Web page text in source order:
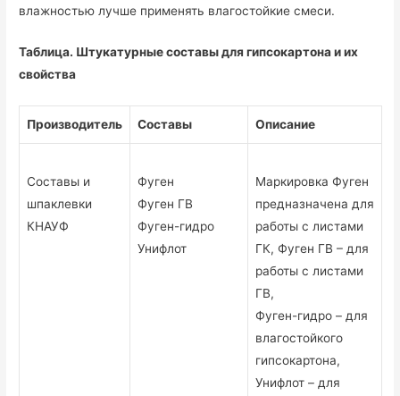
влажностью лучше применять влагостойкие смеси.
Таблица. Штукатурные составы для гипсокартона и их
свойства
Производитель Составы Описание
Составы и
шпаклевки
КНАУФ
Фуген
Фуген ГВ
Фуген-гидро
Унифлот
Маркировка Фуген
предназначена для
работы с листами
ГК, Фуген ГВ – для
работы с листами
ГВ,
Фуген-гидро – для
влагостойкого
гипсокартона,
Унифлот – для